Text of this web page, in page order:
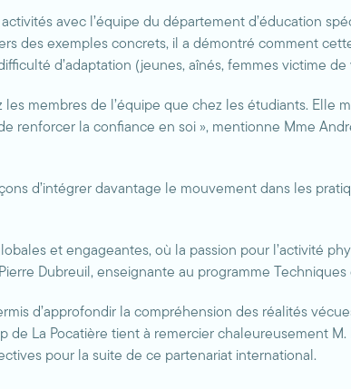
avec l’équipe du département d’éducation
des exemples concrets, il a démontré comment
d’adaptation (jeunes, aînés, femmes victime
membres de l’équipe que chez les étudiants.
renforcer la confiance en soi », mentionne Mme
d’intégrer davantage le mouvement dans les
et engageantes, où la passion pour l’activité
Dubreuil, enseignante au programme Techniques
d’approfondir la compréhension des réalités
La Pocatière tient à remercier chaleureusement
pour la suite de ce partenariat international.